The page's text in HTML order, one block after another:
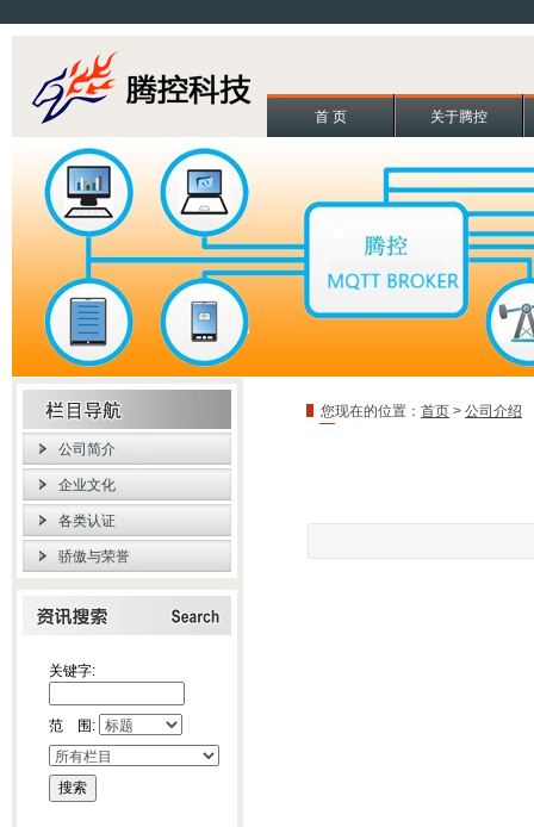
首 页 关于腾控
关键字:
范 围:
您现在的位置： 首页 > 公司介绍
公司简介
企业文化
各类认证
骄傲与荣誉